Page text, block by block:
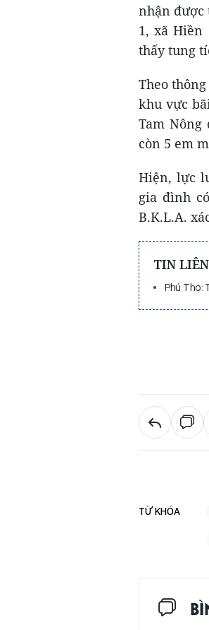
nhận được
1, xã Hiền
thấy tung
Theo
khu vực
Tam Nông
còn 5 em
Hiện, lực
gia đình
B.K.L.A.
TIN
Phú Thọ:
TỪ KHÓA